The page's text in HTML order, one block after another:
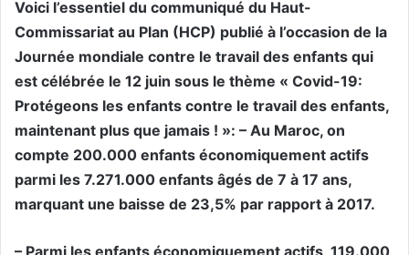
Voici l’essentiel du communiqué du Haut-
Commissariat au Plan (HCP) publié à l’occasion de la
Journée mondiale contre le travail des enfants qui
est célébrée le 12 juin sous le thème « Covid-19:
Protégeons les enfants contre le travail des enfants,
maintenant plus que jamais ! »: – Au Maroc, on
compte 200.000 enfants économiquement actifs
parmi les 7.271.000 enfants âgés de 7 à 17 ans,
marquant une baisse de 23,5% par rapport à 2017.
– Parmi les enfants économiquement actifs, 119.000